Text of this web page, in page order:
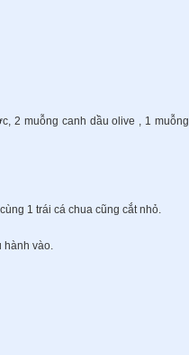
2 muỗng canh dầu olive , 1 muỗng
1 trái cá chua cũng cắt nhỏ.
hành vào.